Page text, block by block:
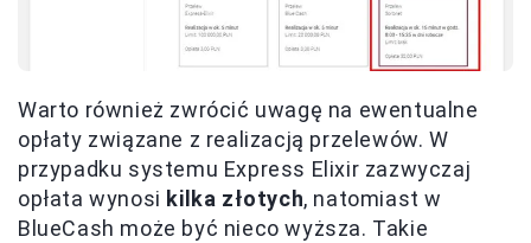
Warto również zwrócić uwagę na ewentualne
opłaty związane z realizacją przelewów. W
przypadku systemu Express Elixir zazwyczaj
opłata wynosi kilka złotych, natomiast w
BlueCash może być nieco wyższa. Takie